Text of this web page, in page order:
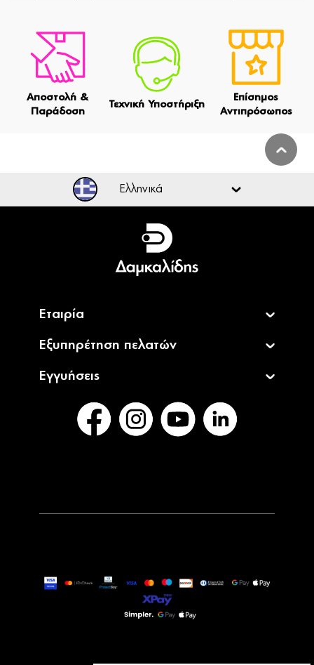
Αποστολή &
Παράδοση
Τεχνική Υποστήριξη
Επίσημος
Αντιπρόσωπος
Ελληνικά
Ελληνικά
English
Εταιρία
Εξυπηρέτηση πελατών
Εγγυήσεις